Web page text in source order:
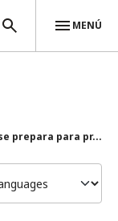
MENÚ
prepara para pr...